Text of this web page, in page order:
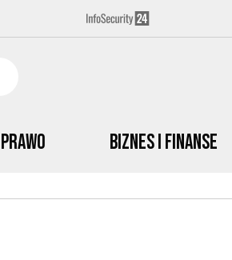
Biznes i Finanse